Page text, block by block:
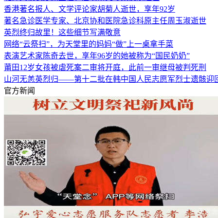
香港著名报人、文学评论家胡菊人逝世，享年92岁
著名急诊医学专家、北京协和医院急诊科原主任周玉淑逝世
英烈终归故里！这些细节写满敬意
网络“云祭扫”，为天堂里的妈妈“做”上一桌拿手菜
表演艺术家陈奇去世，享年96岁的她被称为“国民奶奶”
莆田12岁女孩被虐死案二审将开庭，此前一审继母被判死刑
山河无恙英烈归——第十二批在韩中国人民志愿军烈士遗骸迎
官方新闻